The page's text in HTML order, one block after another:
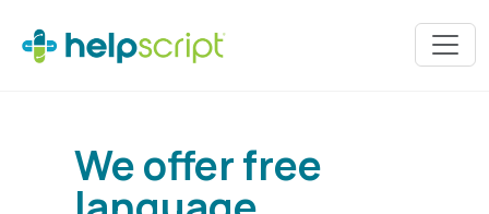
We offer free